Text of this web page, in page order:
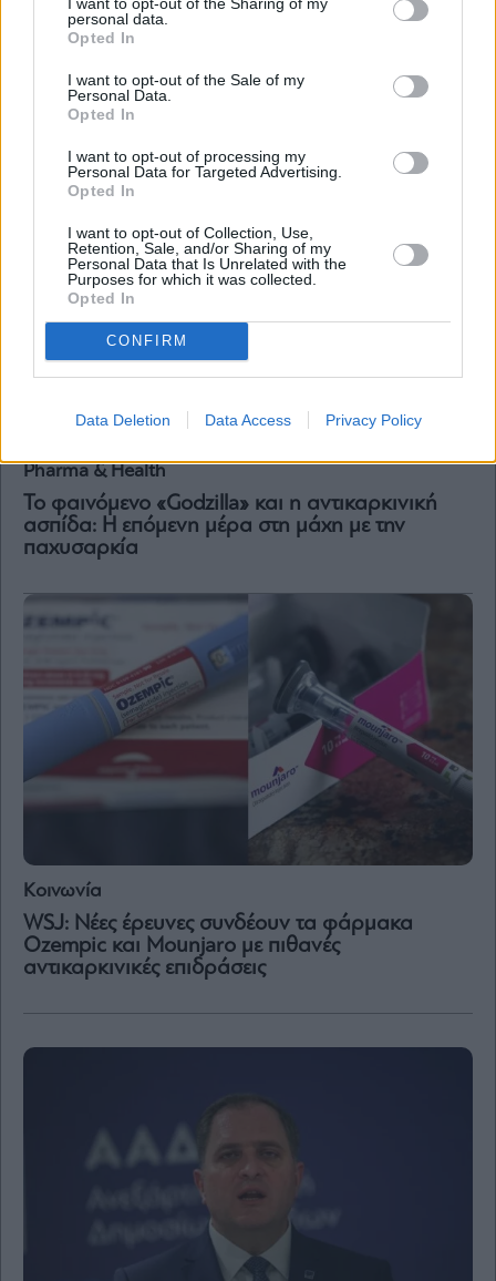
personal data.
Opted In
I want to opt-out of the Sale of my
Personal Data.
Opted In
I want to opt-out of processing my
Personal Data for Targeted Advertising.
Opted In
I want to opt-out of Collection, Use,
Retention, Sale, and/or Sharing of my
Personal Data that Is Unrelated with the
Purposes for which it was collected.
Opted In
CONFIRM
Data Deletion Data Access Privacy Policy
Πέθανε η Γωγώ Μαστροκώστα, μόλις 55 ετών –
Η σπαρακτική ανάρτηση της κόρης της
Pharma & Health
Το φαινόμενο «Godzilla» και η αντικαρκινική
ασπίδα: Η επόμενη μέρα στη μάχη με την
παχυσαρκία
Κοινωνία
WSJ: Νέες έρευνες συνδέουν τα φάρμακα
Ozempic και Mounjaro με πιθανές
αντικαρκινικές επιδράσεις